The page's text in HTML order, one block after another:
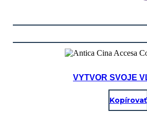
VYTVOR SVOJE
Kopírovať